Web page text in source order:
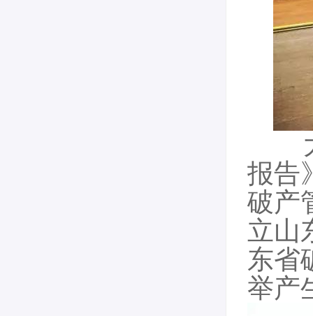
报告
破产
立山
东省
举产